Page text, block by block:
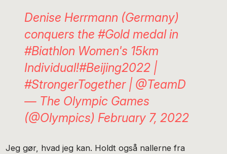
Denise Herrmann (Germany)
conquers the #Goldmedal in
#Biathlon Women's 15km
Individual!#Beijing2022|
#StrongerTogether| @TeamD
— The Olympic Games
(@Olympics) February 7, 2022
Jeg gør, hvad jeg kan. Holdt også nallerne fra